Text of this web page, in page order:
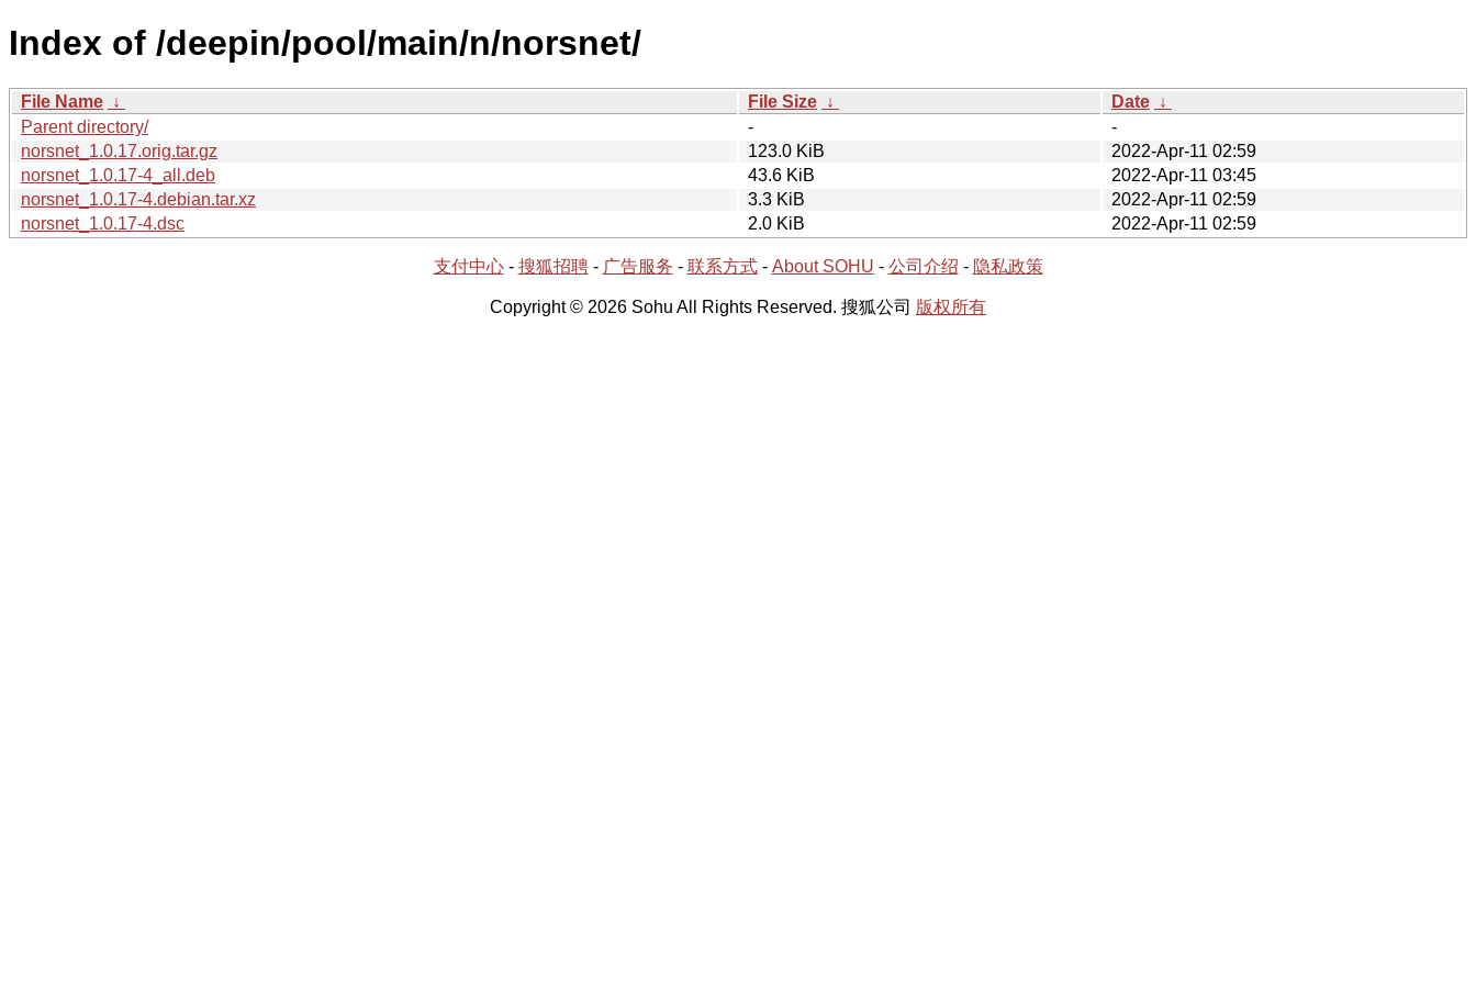
Index of /deepin/pool/main/n/norsnet/
File Name ↓ File Size ↓ Date ↓
Parent directory/
-
-
norsnet_1.0.17.orig.tar.gz
123.0 KiB
2022-Apr-11 02:59
norsnet_1.0.17-4_all.deb
43.6 KiB
2022-Apr-11 03:45
norsnet_1.0.17-4.debian.tar.xz
3.3 KiB
2022-Apr-11 02:59
norsnet_1.0.17-4.dsc
2.0 KiB 2022-Apr-11 02:59
支付中心- 搜狐招聘- 广告服务 - 联系方式- About SOHU - 公司介绍 - 隐私政策
Copyright © 2026 Sohu All Rights Reserved. 搜狐公司 版权所有